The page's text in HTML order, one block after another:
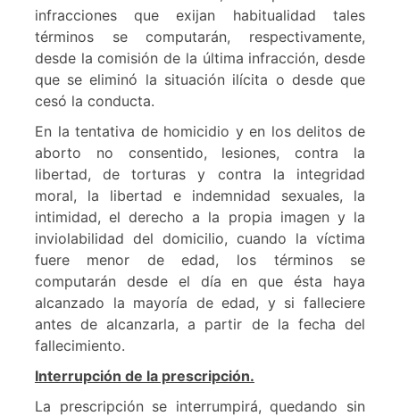
infracciones que exijan habitualidad tales
términos se computarán, respectivamente,
desde la comisión de la última infracción, desde
que se eliminó la situación ilícita o desde que
cesó la conducta.
En la tentativa de homicidio y en los delitos de
aborto no consentido, lesiones, contra la
libertad, de torturas y contra la integridad
moral, la libertad e indemnidad sexuales, la
intimidad, el derecho a la propia imagen y la
inviolabilidad del domicilio, cuando la víctima
fuere menor de edad, los términos se
computarán desde el día en que ésta haya
alcanzado la mayoría de edad, y si falleciere
antes de alcanzarla, a partir de la fecha del
fallecimiento.
Interrupción de la prescripción.
La prescripción se interrumpirá, quedando sin